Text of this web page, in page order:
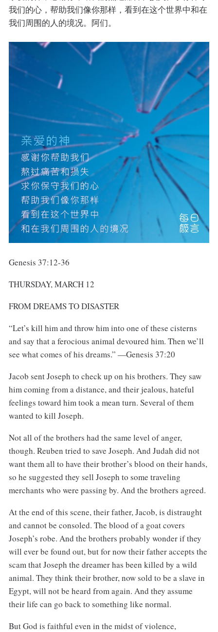
我们的心，帮助我们像你那样，看到在这个世界中和在
我们周围的人的境况。阿们。
Genesis 37:12-36
THURSDAY, MARCH 12
FROM DREAMS TO DISASTER
“Let’s kill him and throw him into one of these cisterns
and say that a ferocious animal devoured him. Then we’ll
see what comes of his dreams.” —Genesis 37:20
Jacob sent Joseph to check up on his brothers. They saw
him coming from a distance, and their jealous, hateful
feelings toward him took a mean turn. Several of them
wanted to kill Joseph.
Not all of the brothers had the same level of anger,
though. Reuben tried to save Joseph. And Judah did not
want them all to have their brother’s blood on their hands,
so he suggested they sell Joseph to some traveling
merchants who were passing by. And the brothers agreed.
At the end of this scene, their father, Jacob, is distraught
and cannot be consoled. The blood of a goat covers
Joseph’s robe. And the brothers probably wonder if they
will ever be found out, but for now their father accepts the
scam that Joseph the dreamer has been killed by a wild
animal. They think their brother, now sold to be a slave in
Egypt, will not be heard from again. And they assume
their life can go back to something like normal.
But God is faithful even in the midst of violence,